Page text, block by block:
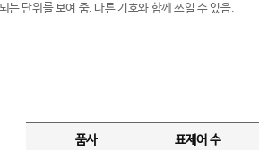
단위를 보여 줌. 다른 기호와 함께 쓰일 수 있음.
품사 표제어 수